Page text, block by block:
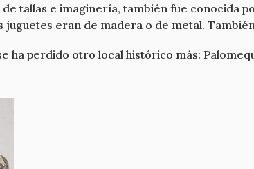
tallas e imaginería, también fue conocida
juguetes eran de madera o de metal.
ha perdido otro local histórico más: